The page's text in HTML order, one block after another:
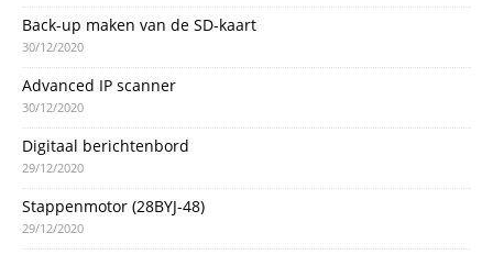
Back-up maken van de SD-kaart
30/12/2020
Advanced IP scanner
30/12/2020
Digitaal berichtenbord
29/12/2020
Stappenmotor (28BYJ-48)
29/12/2020